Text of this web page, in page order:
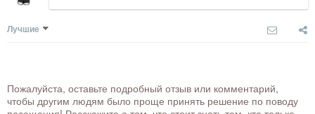
Лучшие
Пожалуйста, оставьте подробный отзыв или комментарий,
чтобы другим людям было проще принять решение по поводу